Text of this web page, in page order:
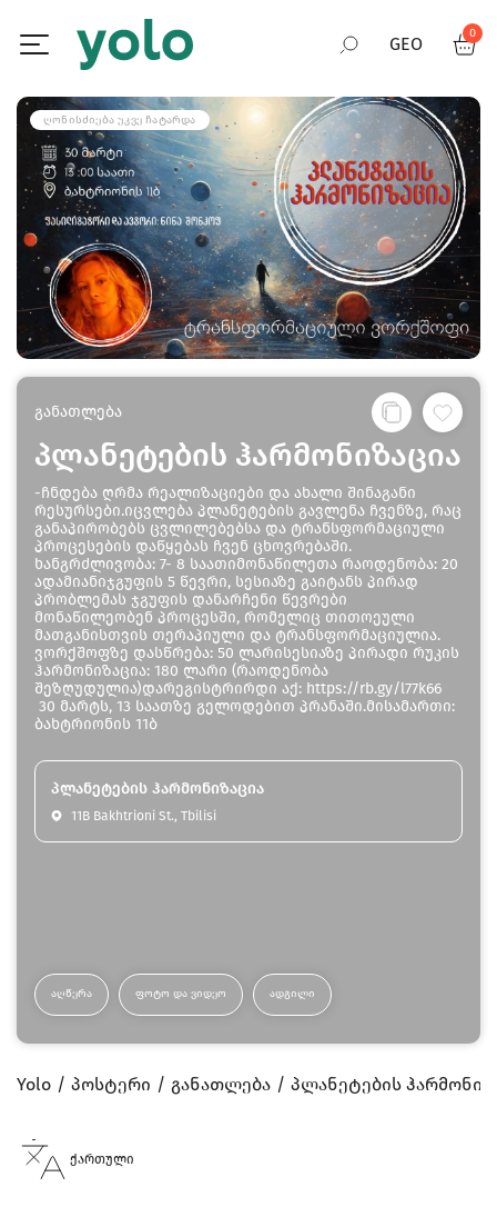
GEO
RUS
ENG
0
ᲦᲝᲜᲘᲡᲫᲘᲔᲑᲐ ᲣᲙᲕᲔ ᲩᲐᲢᲐᲠᲓᲐ
განათლება
პლანეტების ჰარმონიზაცია
-ჩნდება ღრმა რეალიზაციები და ახალი შინაგანი
რესურსები.იცვლება პლანეტების გავლენა ჩვენზე, რაც
განაპირობებს ცვლილებებსა და ტრანსფორმაციული
პროცესების დაწყებას ჩვენ ცხოვრებაში.
ხანგრძლივობა: 7- 8 საათიმონაწილეთა რაოდენობა: 20
ადამიანიჯგუფის 5 წევრი, სესიაზე გაიტანს პირად
პრობლემას ჯგუფის დანარჩენი წევრები
მონაწილეობენ პროცესში, რომელიც თითოეული
მათგანისთვის თერაპიული და ტრანსფორმაციულია.
ვორქშოფზე დასწრება: 50 ლარისესიაზე პირადი რუკის
ჰარმონიზაცია: 180 ლარი (რაოდენობა
შეზღუდულია)დარეგისტრირდი აქ: https://rb.gy/l77k66
30 მარტს, 13 საათზე გელოდებით პრანაში.მისამართი:
ბახტრიონის 11ბ
პლანეტების ჰარმონიზაცია
11B Bakhtrioni St., Tbilisi
ᲐᲦᲬᲔᲠᲐ ᲤᲝᲢᲝ ᲓᲐ ᲕᲘᲓᲔᲝ ᲐᲓᲒᲘᲚᲘ
Yolo პოსტერი განათლება პლანეტების
ქართული